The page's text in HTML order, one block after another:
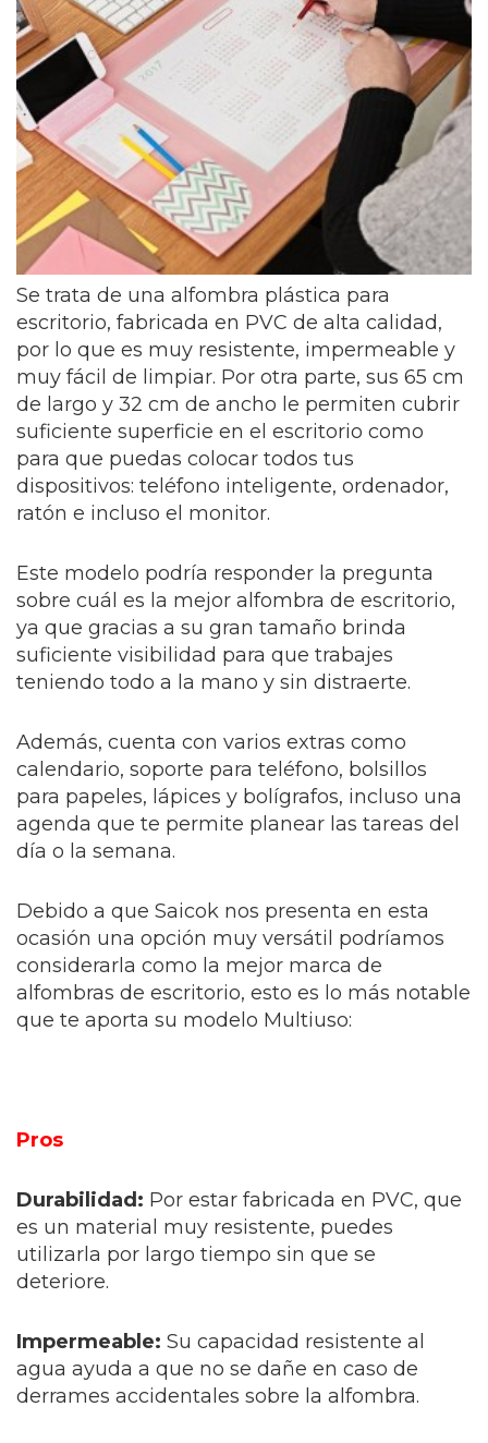
Se trata de una alfombra plástica para
escritorio, fabricada en PVC de alta calidad,
por lo que es muy resistente, impermeable y
muy fácil de limpiar. Por otra parte, sus 65 cm
de largo y 32 cm de ancho le permiten cubrir
suficiente superficie en el escritorio como
para que puedas colocar todos tus
dispositivos: teléfono inteligente, ordenador,
ratón e incluso el monitor.
Este modelo podría responder la pregunta
sobre cuál es la mejor alfombra de escritorio,
ya que gracias a su gran tamaño brinda
suficiente visibilidad para que trabajes
teniendo todo a la mano y sin distraerte.
Además, cuenta con varios extras como
calendario, soporte para teléfono, bolsillos
para papeles, lápices y bolígrafos, incluso una
agenda que te permite planear las tareas del
día o la semana.
Debido a que Saicok nos presenta en esta
ocasión una opción muy versátil podríamos
considerarla como la mejor marca de
alfombras de escritorio, esto es lo más notable
que te aporta su modelo Multiuso:
Pros
Durabilidad: Por estar fabricada en PVC, que
es un material muy resistente, puedes
utilizarla por largo tiempo sin que se
deteriore.
Impermeable: Su capacidad resistente al
agua ayuda a que no se dañe en caso de
derrames accidentales sobre la alfombra.